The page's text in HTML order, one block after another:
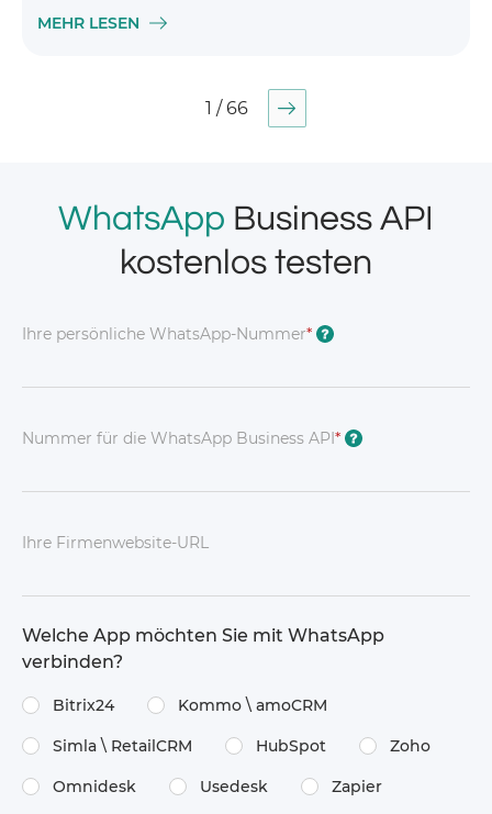
MEHR LESEN
1 / 66
WhatsApp Business API
kostenlos testen
Ihre persönliche WhatsApp-Nummer* ?
Nummer für die WhatsApp Business API* ?
Ihre Firmenwebsite-URL
Welche App möchten Sie mit WhatsApp
verbinden?
Bitrix24 Kommo \​ amoCRM
Simla \​ RetailCRM HubSpot Zoho
Omnidesk Usedesk Zapier